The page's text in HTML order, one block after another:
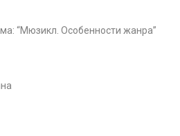
“Мюзикл. Особенности жанра”